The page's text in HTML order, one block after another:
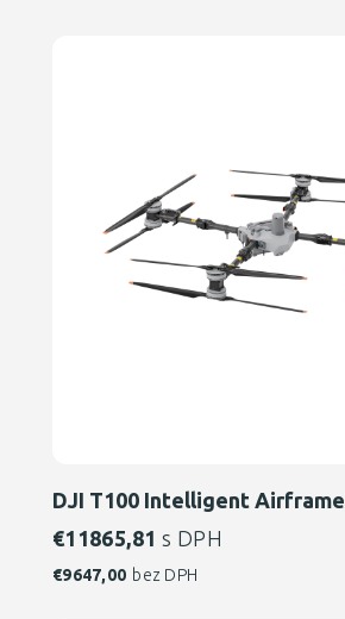
DJI T100 Intelligent Airframe
€11865,81 s DPH
€9647,00 bez DPH